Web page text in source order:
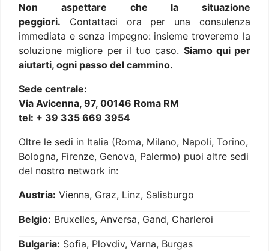
Non aspettare che la situazione
peggiori. Contattaci ora per una consulenza
immediata e senza impegno: insieme troveremo la
soluzione migliore per il tuo caso. Siamo qui per
aiutarti, ogni passo del cammino.
Sede centrale:
Via Avicenna, 97, 00146 Roma RM
tel: + 39 335 669 3954
Oltre le sedi in Italia (Roma, Milano, Napoli, Torino,
Bologna, Firenze, Genova, Palermo) puoi altre sedi
del nostro network in:
Austria: Vienna, Graz, Linz, Salisburgo
Belgio: Bruxelles, Anversa, Gand, Charleroi
Bulgaria: Sofia, Plovdiv, Varna, Burgas